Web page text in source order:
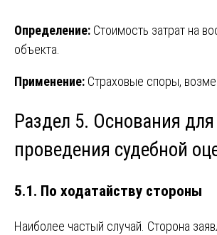
Определение: Стоимость затрат на
объекта.
Применение: Страховые споры,
Раздел 5. Основания для
проведения судебной
5.1. По ходатайству стороны
Наиболее частый случай. Сторона